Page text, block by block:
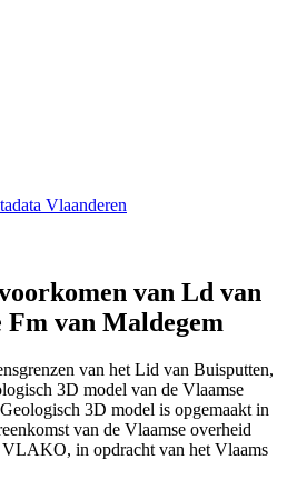
Vlaanderen
van Ld van
Fm van Maldegem
van het Lid van Buisputten,
3D model van de Vlaamse
3D model is opgemaakt in
van de Vlaamse overheid
in opdracht van het Vlaams